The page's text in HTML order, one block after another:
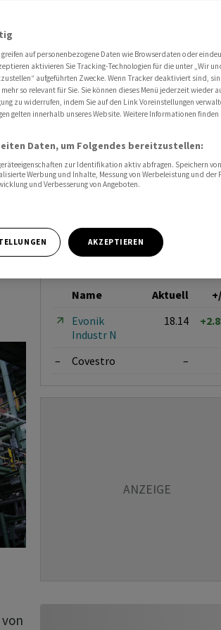
Name Aktuell
Evonik
Industr N
18.14
– Covestro –
auf personenbezogene Daten wie Browserdaten oder
aktivieren Sie Tracking-Technologien für die unter „Wir
aufgeführten Zwecke. Wenn Tracker deaktiviert sind,
so relevant für Sie. Sie können dieses Menü jederzeit wieder
zu widerrufen, indem Sie auf den Link Voreinstellungen
gelten innerhalb unseres Website. Weitere Informationen finden
Daten, um Folgendes bereitzustellen:
zur Identifikation aktiv abfragen. Speichern
Werbung und Inhalte, Messung von Werbeleistung und der
und Verbesserung von Angeboten.
AKZEPTIEREN